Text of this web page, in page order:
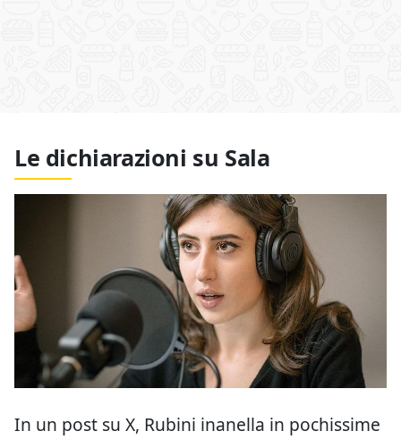
Le dichiarazioni su Sala
In un post su X, Rubini inanella in pochissime